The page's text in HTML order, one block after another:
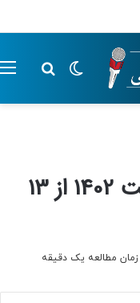
تابستان 1405
تغییر پوسته
آغاز ثبت نام آزمون وکالت 1402 از 13
زمان مطالعه یک دقیقه